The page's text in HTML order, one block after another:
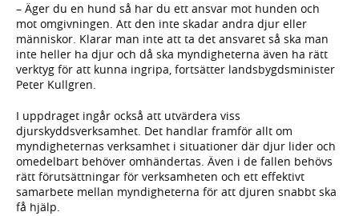
– Äger du en hund så har du ett ansvar mot hunden och
mot omgivningen. Att den inte skadar andra djur eller
människor. Klarar man inte att ta det ansvaret så ska man
inte heller ha djur och då ska myndigheterna även ha rätt
verktyg för att kunna ingripa, fortsätter landsbygdsminister
Peter Kullgren.
I uppdraget ingår också att utvärdera viss
djurskyddsverksamhet. Det handlar framför allt om
myndigheternas verksamhet i situationer där djur lider och
omedelbart behöver omhändertas. Även i de fallen behövs
rätt förutsättningar för verksamheten och ett effektivt
samarbete mellan myndigheterna för att djuren snabbt ska
få hjälp.